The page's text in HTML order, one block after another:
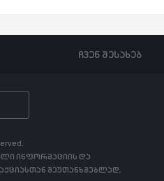
ჩვენ შესახებ
ინფორმაციის და
შეუთანხმებლად,